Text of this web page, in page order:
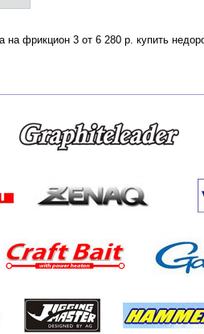
на фрикцион 3 от 6 280 р. купить